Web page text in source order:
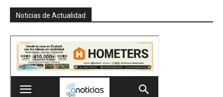
Noticias de Actualidad